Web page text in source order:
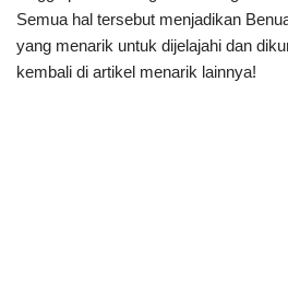
Semua hal tersebut menjadikan
yang menarik untuk dijelajahi dan
kembali di artikel menarik lainnya!